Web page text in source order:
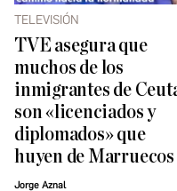
TELEVISIÓN
TVE asegura que
muchos de los
inmigrantes de
son «licenciados y
diplomados» que
huyen de Marruecos
Jorge Aznal